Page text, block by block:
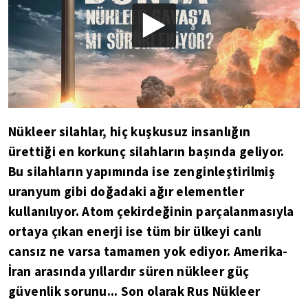
Nükleer silahlar, hiç kuşkusuz insanlığın
ürettiği en korkunç silahların başında geliyor.
Bu silahların yapımında ise zenginleştirilmiş
uranyum gibi doğadaki ağır elementler
kullanılıyor. Atom çekirdeğinin parçalanmasıyla
ortaya çıkan enerji ise tüm bir ülkeyi canlı
cansız ne varsa tamamen yok ediyor. Amerika-
İran arasında yıllardır süren nükleer güç
güvenlik sorunu... Son olarak Rus Nükleer